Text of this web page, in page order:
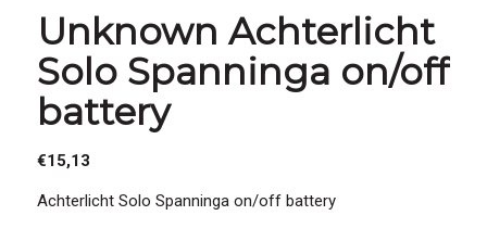
Unknown Achterlicht
Solo Spanninga on/off
battery
€15,13
Achterlicht Solo Spanninga on/off battery